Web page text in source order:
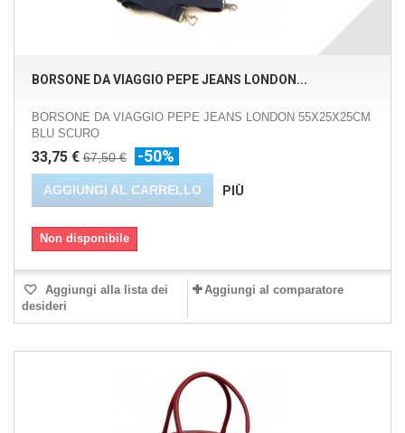
BORSONE DA VIAGGIO PEPE JEANS LONDON...
BORSONE DA VIAGGIO PEPE JEANS LONDON 55X25X25CM
BLU SCURO
33,75 € 67,50 € -50%
AGGIUNGI AL CARRELLO PIÙ
Non disponibile
Aggiungi alla lista dei
desideri
Aggiungi al comparatore